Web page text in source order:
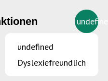
undefined
Dyslexiefreundlich